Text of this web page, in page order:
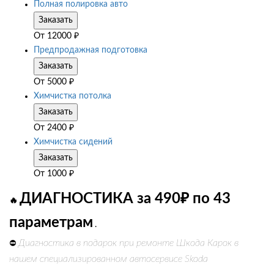
Полная полировка авто
Заказать
От 12000 ₽
Предпродажная подготовка
Заказать
От 5000 ₽
Химчистка потолка
Заказать
От 2400 ₽
Химчистка сидений
Заказать
От 1000 ₽
🔥 ДИАГНОСТИКА за 490₽ по 43
параметрам .
⛔ Диагностика в подарок при ремонте Шкода Карок в
нашем специализированном автосервисе Skoda